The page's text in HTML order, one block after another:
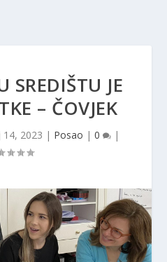
SREDIŠTU JE
– ČOVJEK
14, 2023 | Posao | 0 |